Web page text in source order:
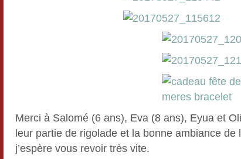
Merci à Salomé (6 ans), Eva (8 ans), Eyua et
leur partie de rigolade et la bonne ambiance de
j’espère vous revoir très vite.